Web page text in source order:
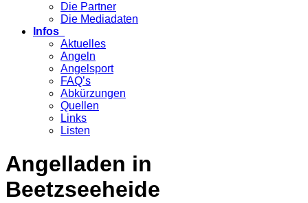
Die Partner
Die Mediadaten
Infos
Aktuelles
Angeln
Angelsport
FAQ’s
Abkürzungen
Quellen
Links
Listen
Angelladen in
Beetzseeheide